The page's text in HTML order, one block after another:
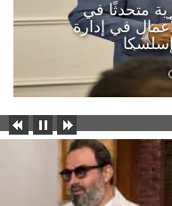
متحدثًا في
في إدارة